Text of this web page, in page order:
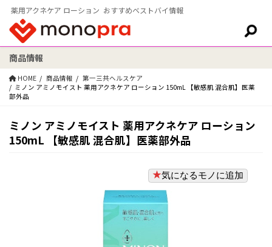
薬用アクネケア ローション おすすめベストバイ情報
検索:
商品情報
HOME 商品情報
第一三共ヘルスケア
ミノン アミノモイスト 薬用アクネケア ローション 150mL 【敏感肌 混合肌】医薬
部外品
ミノン アミノモイスト 薬用アクネケア ローション
150mL 【敏感肌 混合肌】医薬部外品
気になるモノに追加